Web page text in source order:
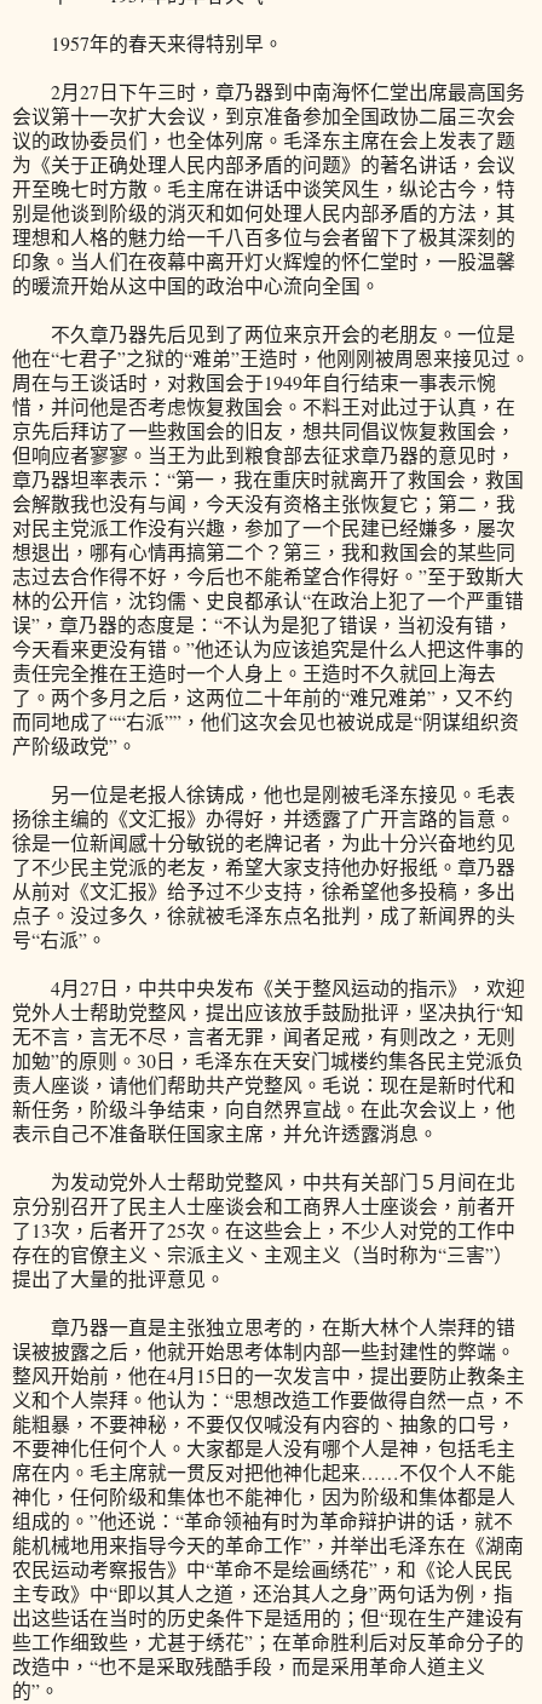
1957年的春天来得特别早。
2月27日下午三时，章乃器到中南海怀仁堂出席最高国务
会议第十一次扩大会议，到京准备参加全国政协二届三次会
议的政协委员们，也全体列席。毛泽东主席在会上发表了题
为《关于正确处理人民内部矛盾的问题》的著名讲话，会议
开至晚七时方散。毛主席在讲话中谈笑风生，纵论古今，特
别是他谈到阶级的消灭和如何处理人民内部矛盾的方法，其
理想和人格的魅力给一千八百多位与会者留下了极其深刻的
印象。当人们在夜幕中离开灯火辉煌的怀仁堂时，一股温馨
的暖流开始从这中国的政治中心流向全国。
不久章乃器先后见到了两位来京开会的老朋友。一位是
他在“七君子”之狱的“难弟”王造时，他刚刚被周恩来接见过。
周在与王谈话时，对救国会于1949年自行结束一事表示惋
惜，并问他是否考虑恢复救国会。不料王对此过于认真，在
京先后拜访了一些救国会的旧友，想共同倡议恢复救国会，
但响应者寥寥。当王为此到粮食部去征求章乃器的意见时，
章乃器坦率表示：“第一，我在重庆时就离开了救国会，救国
会解散我也没有与闻，今天没有资格主张恢复它；第二，我
对民主党派工作没有兴趣，参加了一个民建已经嫌多，屡次
想退出，哪有心情再搞第二个？第三，我和救国会的某些同
志过去合作得不好，今后也不能希望合作得好。”至于致斯大
林的公开信，沈钧儒、史良都承认“在政治上犯了一个严重错
误”，章乃器的态度是：“不认为是犯了错误，当初没有错，
今天看来更没有错。”他还认为应该追究是什么人把这件事的
责任完全推在王造时一个人身上。王造时不久就回上海去
了。两个多月之后，这两位二十年前的“难兄难弟”，又不约
而同地成了““右派””，他们这次会见也被说成是“阴谋组织资
产阶级政党”。
另一位是老报人徐铸成，他也是刚被毛泽东接见。毛表
扬徐主编的《文汇报》办得好，并透露了广开言路的旨意。
徐是一位新闻感十分敏锐的老牌记者，为此十分兴奋地约见
了不少民主党派的老友，希望大家支持他办好报纸。章乃器
从前对《文汇报》给予过不少支持，徐希望他多投稿，多出
点子。没过多久，徐就被毛泽东点名批判，成了新闻界的头
号“右派”。
4月27日，中共中央发布《关于整风运动的指示》，欢迎
党外人士帮助党整风，提出应该放手鼓励批评，坚决执行“知
无不言，言无不尽，言者无罪，闻者足戒，有则改之，无则
加勉”的原则。30日，毛泽东在天安门城楼约集各民主党派负
责人座谈，请他们帮助共产党整风。毛说：现在是新时代和
新任务，阶级斗争结束，向自然界宣战。在此次会议上，他
表示自己不准备联任国家主席，并允许透露消息。
为发动党外人士帮助党整风，中共有关部门５月间在北
京分别召开了民主人士座谈会和工商界人士座谈会，前者开
了13次，后者开了25次。在这些会上，不少人对党的工作中
存在的官僚主义、宗派主义、主观主义（当时称为“三害”）
提出了大量的批评意见。
章乃器一直是主张独立思考的，在斯大林个人崇拜的错
误被披露之后，他就开始思考体制内部一些封建性的弊端。
整风开始前，他在4月15日的一次发言中，提出要防止教条主
义和个人崇拜。他认为：“思想改造工作要做得自然一点，不
能粗暴，不要神秘，不要仅仅喊没有内容的、抽象的口号，
不要神化任何个人。大家都是人没有哪个人是神，包括毛主
席在内。毛主席就一贯反对把他神化起来……不仅个人不能
神化，任何阶级和集体也不能神化，因为阶级和集体都是人
组成的。”他还说：“革命领袖有时为革命辩护讲的话，就不
能机械地用来指导今天的革命工作”，并举出毛泽东在《湖南
农民运动考察报告》中“革命不是绘画绣花”，和《论人民民
主专政》中“即以其人之道，还治其人之身”两句话为例，指
出这些话在当时的历史条件下是适用的；但“现在生产建设有
些工作细致些，尤甚于绣花”；在革命胜利后对反革命分子的
改造中，“也不是采取残酷手段，而是采用革命人道主义
的”。